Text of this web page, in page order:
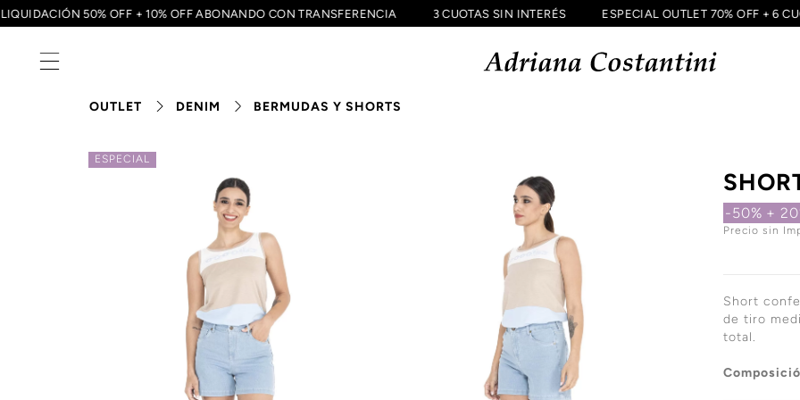
LIQUIDACIÓN 50% OFF + 10% OFF ABONANDO CON TRANSFERENCIA 3 CUOTAS SIN INTERÉS ESPECIAL OUTLET 70% OFF +
OUTLET DENIM BERMUDAS Y SHORTS
ESPECIAL
-50% +
Precio sin
Short
de tiro
total.